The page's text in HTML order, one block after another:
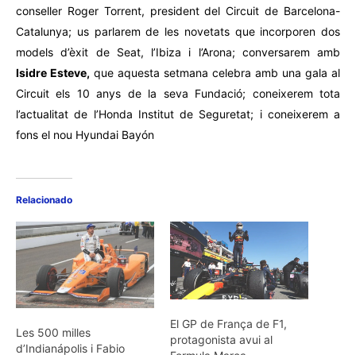
conseller Roger Torrent, president del Circuit de Barcelona-
Catalunya; us parlarem de les novetats que incorporen dos
models d’èxit de Seat, l’Ibiza i l’Arona; conversarem amb
Isidre Esteve, que aquesta setmana celebra amb una gala al
Circuit els 10 anys de la seva Fundació; coneixerem tota
l’actualitat de l’Honda Institut de Seguretat; i coneixerem a
fons el nou Hyundai Bayón
Relacionado
Les 500 milles
d’Indianápolis i Fabio
El GP de França de F1,
protagonista avui al